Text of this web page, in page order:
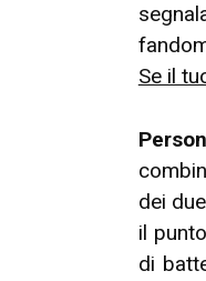
Se il
dei
il
di